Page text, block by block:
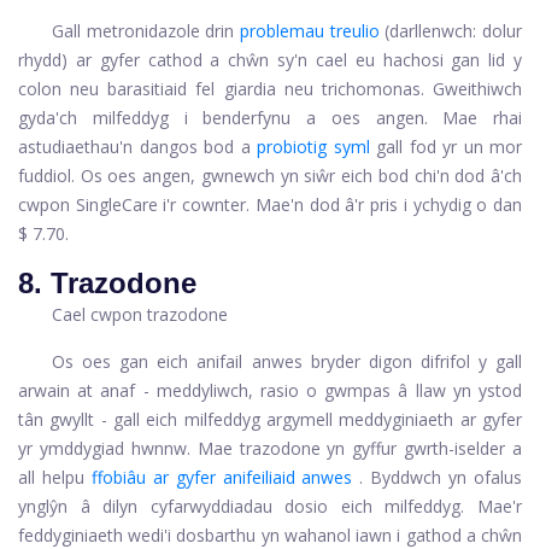
Gall metronidazole drin problemau treulio (darllenwch: dolur
rhydd) ar gyfer cathod a chŵn sy'n cael eu hachosi gan lid y
colon neu barasitiaid fel giardia neu trichomonas. Gweithiwch
gyda'ch milfeddyg i benderfynu a oes angen. Mae rhai
astudiaethau'n dangos bod a probiotig syml gall fod yr un mor
fuddiol. Os oes angen, gwnewch yn siŵr eich bod chi'n dod â'ch
cwpon SingleCare i'r cownter. Mae'n dod â'r pris i ychydig o dan
$ 7.70.
8. Trazodone
Cael cwpon trazodone
Os oes gan eich anifail anwes bryder digon difrifol y gall
arwain at anaf - meddyliwch, rasio o gwmpas â llaw yn ystod
tân gwyllt - gall eich milfeddyg argymell meddyginiaeth ar gyfer
yr ymddygiad hwnnw. Mae trazodone yn gyffur gwrth-iselder a
all helpu ffobiâu ar gyfer anifeiliaid anwes . Byddwch yn ofalus
ynglŷn â dilyn cyfarwyddiadau dosio eich milfeddyg. Mae'r
feddyginiaeth wedi'i dosbarthu yn wahanol iawn i gathod a chŵn